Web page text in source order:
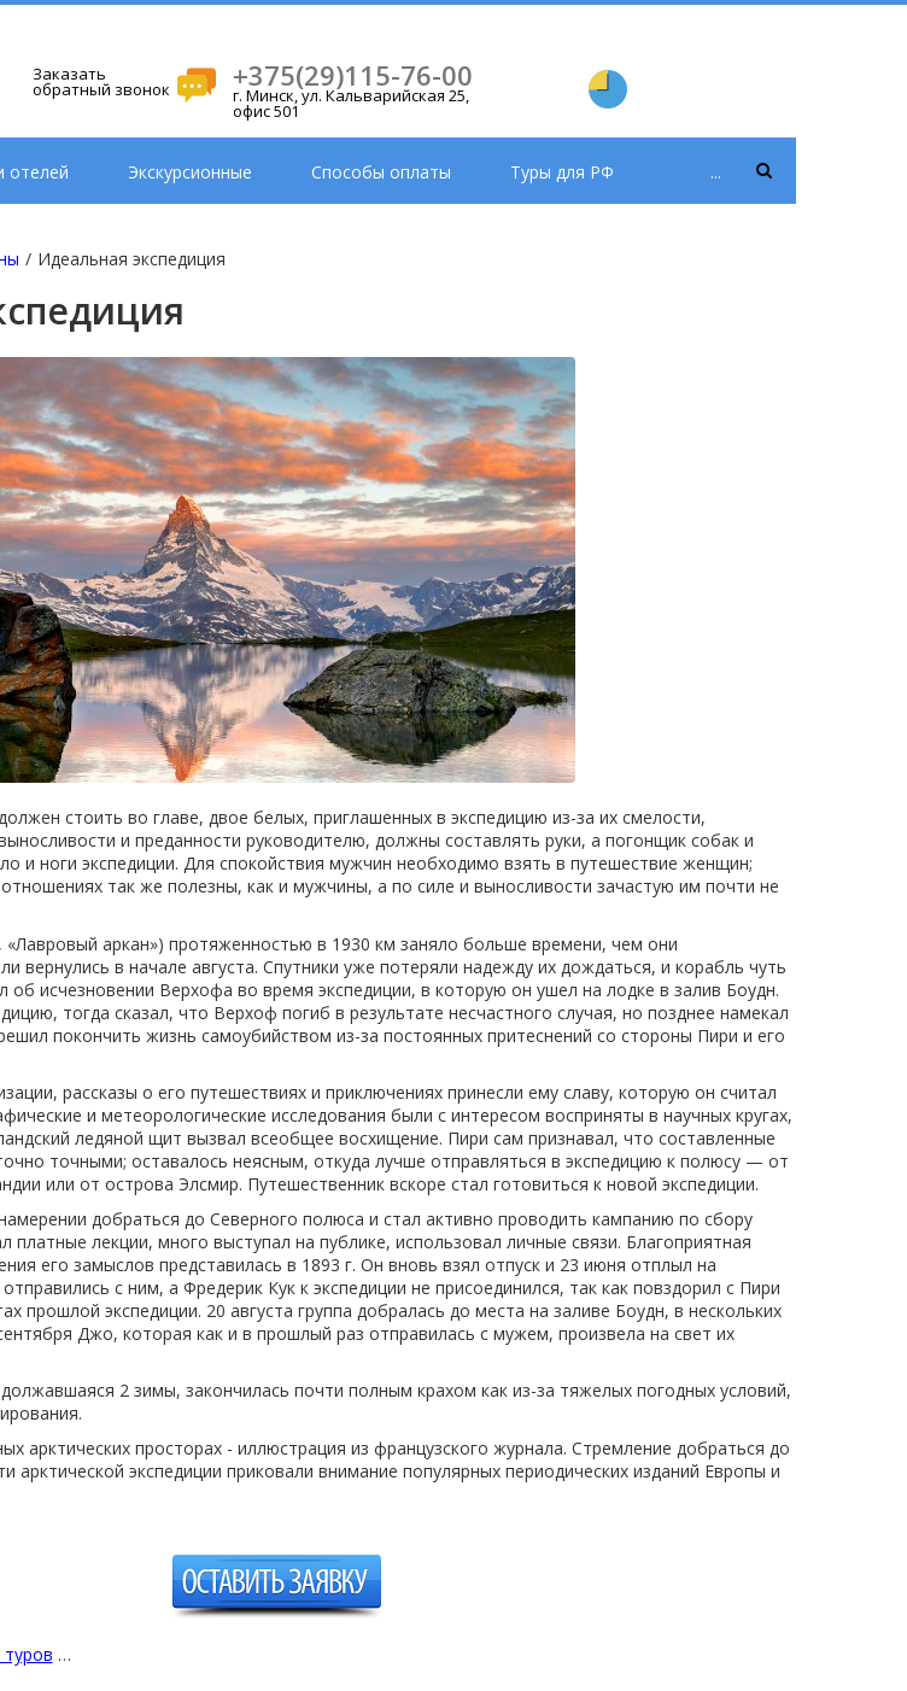
Заказать
обратный звонок +375(29)115-76-00
г. Минск, ул. Кальварийская 25,
офис 501
...
отелей Экскурсионные Способы оплаты Туры для РФ
/ Идеальная экспедиция
стоить во главе, двое белых, приглашенных в экспедицию из-за их смелости,
и преданности руководителю, должны составлять руки, а погонщик собак и
и ноги экспедиции. Для спокойствия мужчин необходимо взять в путешествие женщин;
так же полезны, как и мужчины, а по силе и выносливости зачастую им почти не
«Лавровый аркан») протяженностью в 1930 км заняло больше времени, чем они
вернулись в начале августа. Спутники уже потеряли надежду их дождаться, и корабль чуть
об исчезновении Верхофа во время экспедиции, в которую он ушел на лодке в залив Боудн.
тогда сказал, что Верхоф погиб в результате несчастного случая, но позднее намекал
покончить жизнь самоубийством из-за постоянных притеснений со стороны Пири и его
рассказы о его путешествиях и приключениях принесли ему славу, которую он считал
и метеорологические исследования были с интересом восприняты в научных кругах,
ледяной щит вызвал всеобщее восхищение. Пири сам признавал, что составленные
точными; оставалось неясным, откуда лучше отправляться в экспедицию к полюсу — от
или от острова Элсмир. Путешественник вскоре стал готовиться к новой экспедиции.
добраться до Северного полюса и стал активно проводить кампанию по сбору
платные лекции, много выступал на публике, использовал личные связи. Благоприятная
его замыслов представилась в 1893 г. Он вновь взял отпуск и 23 июня отплыл на
с ним, а Фредерик Кук к экспедиции не присоединился, так как повздорил с Пири
прошлой экспедиции. 20 августа группа добралась до места на заливе Боудн, в нескольких
Джо, которая как и в прошлый раз отправилась с мужем, произвела на свет их
2 зимы, закончилась почти полным крахом как из-за тяжелых погодных условий,
арктических просторах - иллюстрация из французского журнала. Стремление добраться до
арктической экспедиции приковали внимание популярных периодических изданий Европы и
туров …